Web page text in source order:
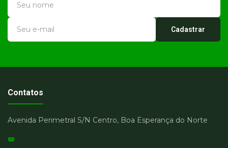
Cadastrar
Contatos
Avenida Perimetral S/N Centro, Boa Esperança do Norte